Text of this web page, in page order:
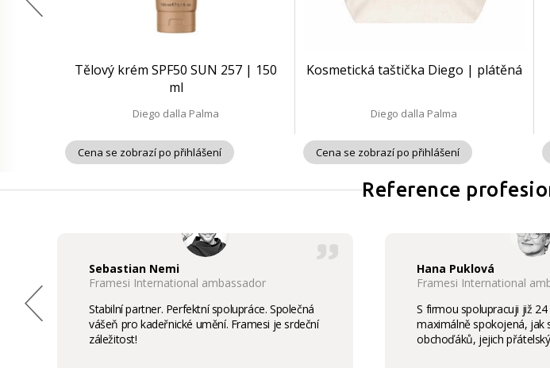
Tělový krém SPF50 SUN 257 | 150
ml
Diego dalla Palma
Cena se zobrazí po přihlášení
Kosmetická taštička Diego | plátěná
Diego dalla Palma
Cena se zobrazí po přihlášení
Reference
Sebastian Nemi
Framesi International ambassador
Stabilní partner. Perfektní spolupráce. Společná
vášeň pro kadeřnické umění. Framesi je srdeční
záležitost!
Hana Puklová
Framesi International
S firmou spolupracuji již
maximálně spokojená, jak
obchoďáků, jejich